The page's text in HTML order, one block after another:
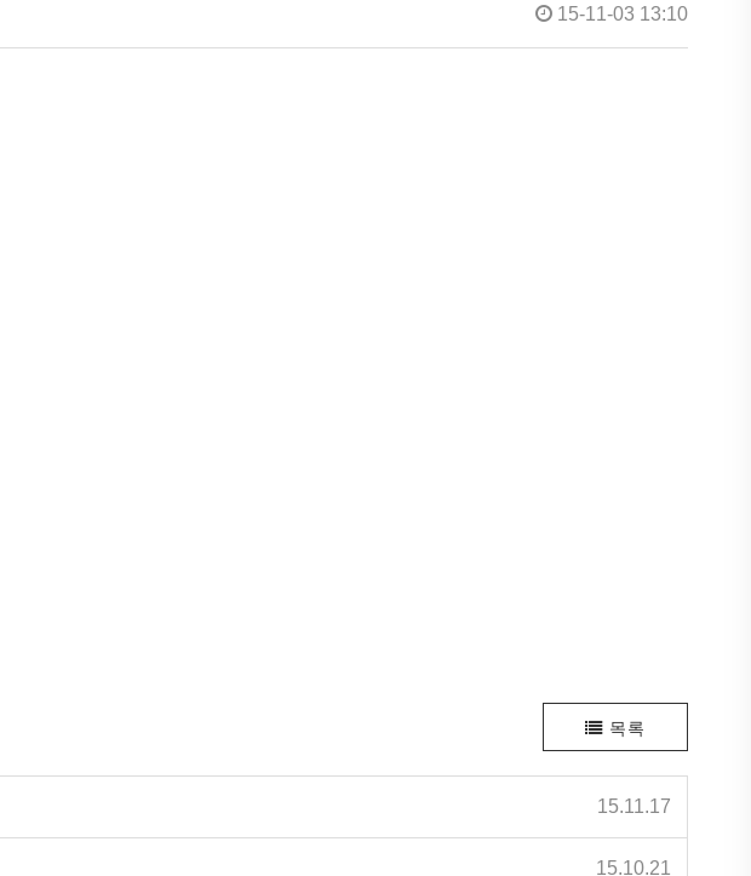
15-11-03 13:10
목록
15.11.17
15.10.21